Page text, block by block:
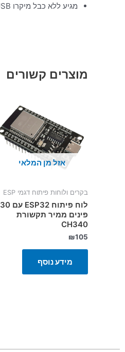
מגיע ללא כבל מיקרו USB
מוצרים קשורים
אזל מן המלאי
בקרים ולוחות פיתוח דגמי ESP
לוח פיתוח ESP32 עם 30
פינים ממיר תקשורת
CH340
₪105
מידע נוסף